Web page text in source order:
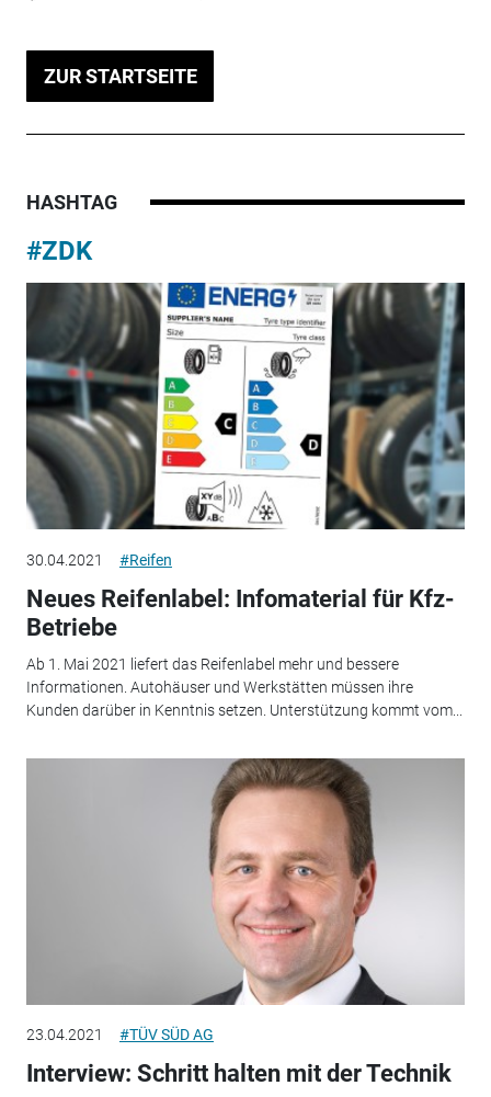
ZUR STARTSEITE
HASHTAG
#ZDK
30.04.2021 #Reifen
Neues Reifenlabel: Infomaterial für Kfz-
Betriebe
Ab 1. Mai 2021 liefert das Reifenlabel mehr und bessere
Informationen. Autohäuser und Werkstätten müssen ihre
Kunden darüber in Kenntnis setzen. Unterstützung kommt vom...
23.04.2021 #TÜV SÜD AG
Interview: Schritt halten mit der Technik